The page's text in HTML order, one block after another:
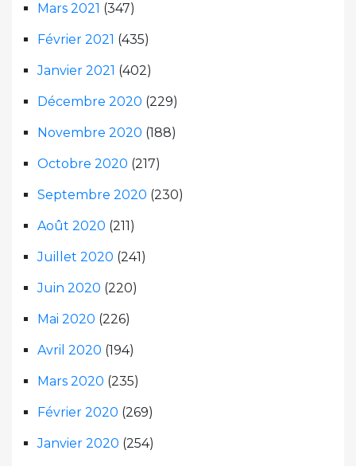
Mars 2021 (347)
Février 2021 (435)
Janvier 2021 (402)
Décembre 2020 (229)
Novembre 2020 (188)
Octobre 2020 (217)
Septembre 2020 (230)
Août 2020 (211)
Juillet 2020 (241)
Juin 2020 (220)
Mai 2020 (226)
Avril 2020 (194)
Mars 2020 (235)
Février 2020 (269)
Janvier 2020 (254)